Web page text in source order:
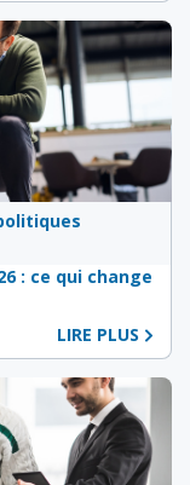
: ce qui change
LIRE PLUS